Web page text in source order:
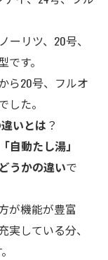
ーリツ、20号、
す。
ら20号、フルオ
た。
いとは ？
「自動たし湯」
うかの違いで
が機能が豊富
している分、